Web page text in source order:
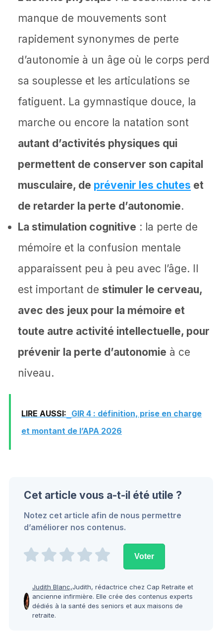
manque de mouvements sont
rapidement synonymes de perte
d’autonomie à un âge où le corps perd
sa souplesse et les articulations se
fatiguent. La gymnastique douce, la
marche ou encore la natation sont
autant d’activités physiques qui
permettent de conserver son capital
musculaire, de prévenir les chutes et
de retarder la perte d’autonomie.
La stimulation cognitive : la perte de
mémoire et la confusion mentale
apparaissent peu à peu avec l’âge. Il
est important de stimuler le cerveau,
avec des jeux pour la mémoire et
toute autre activité intellectuelle, pour
prévenir la perte d’autonomie à ce
niveau.
LIRE AUSSI: GIR 4 : définition, prise en charge
et montant de l’APA 2026
Cet article vous a-t-il été utile ?
Notez cet article afin de nous permettre
d’améliorer nos contenus.
Judith Blanc,Judith, rédactrice chez Cap Retraite et
ancienne infirmière. Elle crée des contenus experts
dédiés à la santé des seniors et aux maisons de
retraite.